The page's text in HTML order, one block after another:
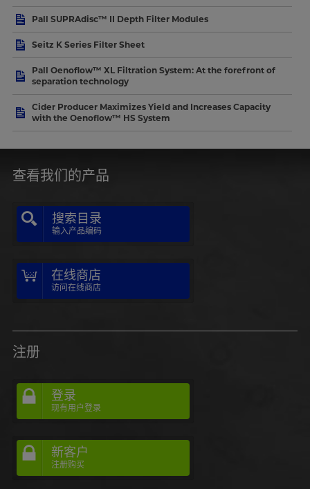
Pall SUPRAdisc™ II Depth Filter Modules
Seitz K Series Filter Sheet
Pall Oenoflow™ XL Filtration System: At the forefront of
separation technology
Cider Producer Maximizes Yield and Increases Capacity
with the Oenoflow™ HS System
查看我们的产品
搜索目录
输入产品编码
在线商店
访问在线商店
注册
登录
现有用户登录
新客户
注册购买